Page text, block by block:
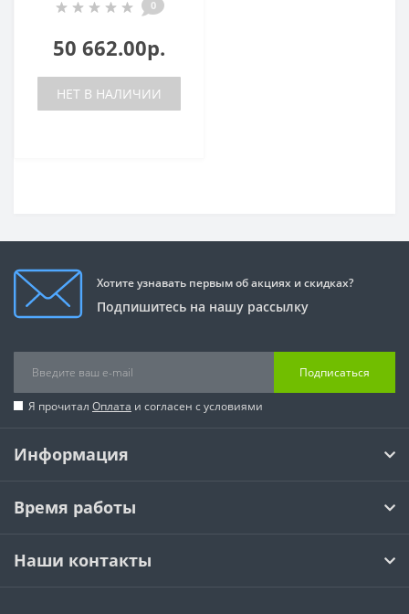
0
50 662.00р.
НЕТ В НАЛИЧИИ
Хотите узнавать первым об акциях и скидках?
Подпишитесь на нашу рассылку
Подписаться
Я прочитал Оплата и согласен с условиями
Информация
Время работы
Наши контакты